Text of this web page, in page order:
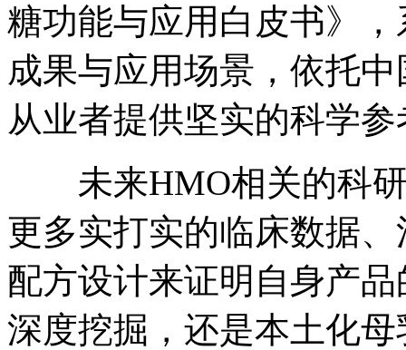
糖功能与应用白皮书》
成果与应用场景，依托
从业者提供坚实的科学参
未来HMO相关的科研
更多实打实的临床数据
配方设计来证明自身产
深度挖掘，还是本土化